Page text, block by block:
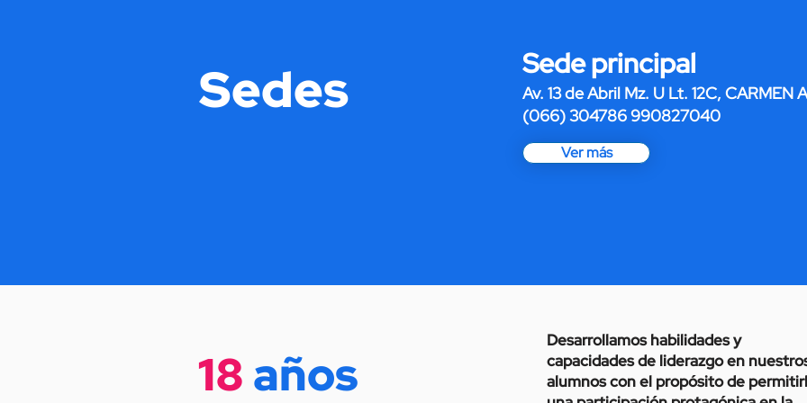
Sedes Sede principal
Av. 13 de Abril Mz. U Lt. 12C, CARMEN
(066) 304786 990827040
Ver más
18años
Desarrollamos habilidades y
capacidades de liderazgo en
alumnos con el propósito de